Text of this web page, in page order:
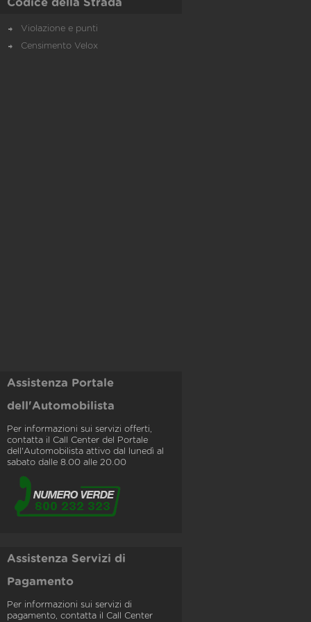
Codice della Strada
Violazione e punti
Censimento Velox
Assistenza Portale
dell'Automobilista
Per informazioni sui servizi offerti,
contatta il Call Center del Portale
dell'Automobilista attivo dal lunedì al
sabato dalle 8.00 alle 20.00
Assistenza Servizi di
Pagamento
Per informazioni sui servizi di
pagamento, contatta il Call Center